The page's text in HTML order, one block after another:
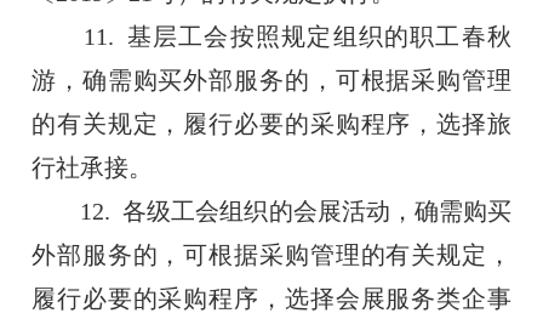
11. 基层工会按照规定组织的职工春秋
游，确需购买外部服务的，可根据采购管理
的有关规定，履行必要的采购程序，选择旅
行社承接。
12. 各级工会组织的会展活动，确需购买
外部服务的，可根据采购管理的有关规定，
履行必要的采购程序，选择会展服务类企事